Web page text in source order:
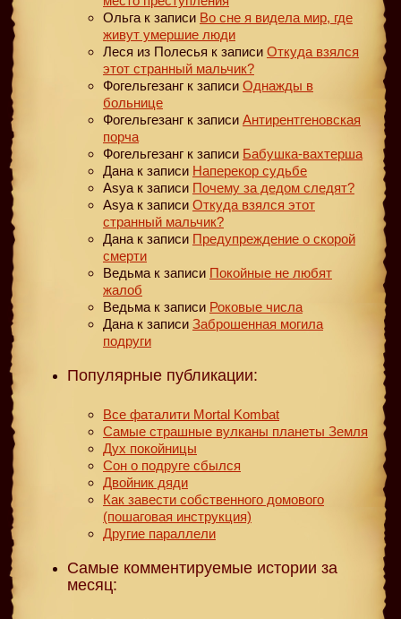
Ольга к записи Во сне я видела мир, где
живут умершие люди
Леся из Полесья к записи Откуда взялся
этот странный мальчик?
Фогельгезанг к записи Однажды в
больнице
Фогельгезанг к записи Антирентгеновская
порча
Фогельгезанг к записи Бабушка-вахтерша
Дана к записи Наперекор судьбе
Asya к записи Почему за дедом следят?
Asya к записи Откуда взялся этот
странный мальчик?
Дана к записи Предупреждение о скорой
смерти
Ведьма к записи Покойные не любят
жалоб
Ведьма к записи Роковые числа
Дана к записи Заброшенная могила
подруги
Популярные публикации:
Все фаталити Mortal Kombat
Самые страшные вулканы планеты Земля
Дух покойницы
Сон о подруге сбылся
Двойник дяди
Как завести собственного домового
(пошаговая инструкция)
Другие параллели
Самые комментируемые истории за
месяц: